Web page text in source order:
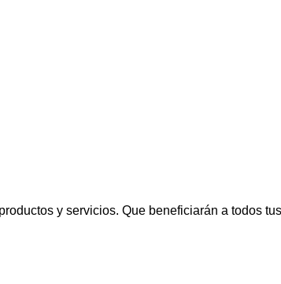
y servicios. Que beneficiarán a todos